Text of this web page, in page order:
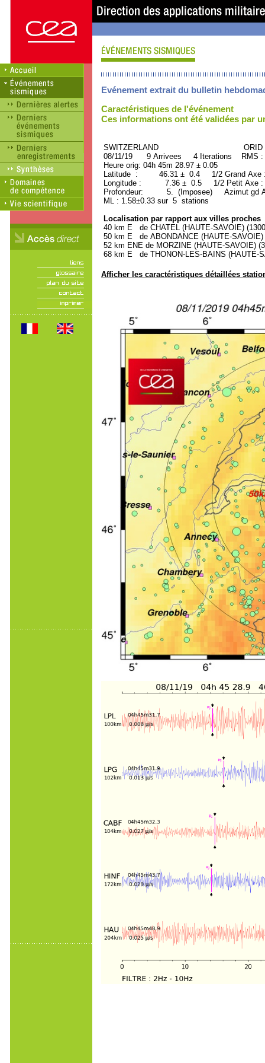
Evénement extrait du bulletin
Caractéristiques de l'événement
Ces informations ont été validées par
SWITZERLAND ORID :
08/11/19 9 Arrivees 4 Iterations RMS :
Heure orig: 04h 45m 28.97 ± 0.05
Latitude : 46.31 ± 0.4 1/2 Grand
Longitude : 7.36 ± 0.5 1/2 Petit Axe
Profondeur: 5. (Imposee) Azimut gd
ML : 1.58±0.33 sur 5 stations
Localisation par rapport aux villes proches
40 km E de CHATEL (HAUTE-SAVOIE)
50 km E de ABONDANCE (HAUTE-SAVOIE)
52 km ENE de MORZINE (HAUTE-SAVOIE)
68 km E de THONON-LES-BAINS (HAUTE-
Afficher les caractéristiques détaillées